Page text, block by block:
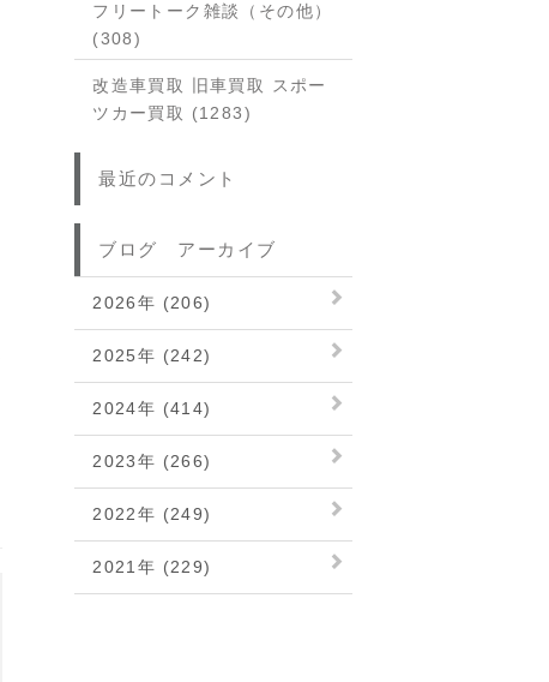
フリートーク雑談（その他）
(308)
改造車買取 旧車買取 スポー
ツカー買取 (1283)
最近のコメント
ブログ アーカイブ
2026年 (206)
2025年 (242)
2024年 (414)
2023年 (266)
2022年 (249)
2021年 (229)